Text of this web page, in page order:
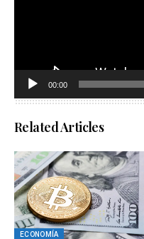
00:00
Related Articles
ECONOMÍA